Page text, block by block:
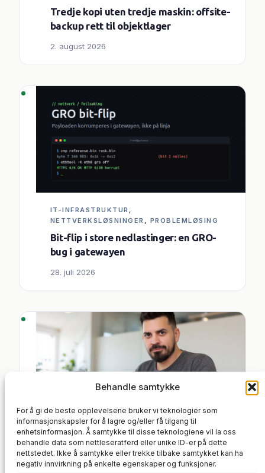
Behandle samtykke
For å gi de beste opplevelsene bruker vi teknologier som
informasjonskapsler for å lagre og/eller få tilgang til
enhetsinformasjon. Å samtykke til disse teknologiene vil la oss
behandle data som nettleseratferd eller unike ID-er på dette
nettstedet. Ikke å samtykke eller trekke tilbake samtykket kan ha
negativ innvirkning på enkelte egenskaper og funksjoner.
Tredje kopi uten tredje maskin: offsite-
backup rett til objektlager
2. august 2026
IT-INFRASTRUKTUR
NETTVERKSLØSNINGER , PROBLEMLØSING
Bit-flip i store nedlastinger: en GRO-
bug i gatewayen
28. juli 2026
BACKUP, IT-INFRASTRUKTUR ,
SYSTEMADMINISTRASJON
Speil alle GitHub-repoene dine til en